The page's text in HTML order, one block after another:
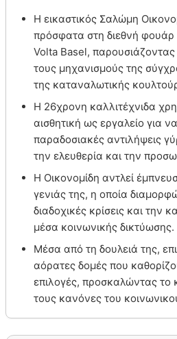
Η εικαστικός Σαλώμη
πρόσφατα στη διεθνή
Volta Basel,
τους μηχανισμούς της
της καταναλωτικής
Η 26χρονη καλλιτέχνιδα
αισθητική ως εργαλείο για
παραδοσιακές αντιλήψεις
την ελευθερία και την
Η Οικονομίδη αντλεί
γενιάς της, η οποία
διαδοχικές κρίσεις και την
μέσα κοινωνικής δικτύωσης.
Μέσα από τη δουλειά της,
αόρατες δομές που
επιλογές, προσκαλώντας το
τους κανόνες του